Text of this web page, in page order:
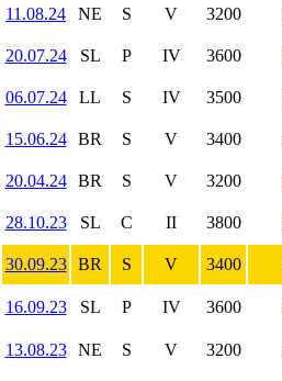
11.08.24 NE S V 3200
20.07.24 SL P IV 3600
06.07.24 LL S IV 3500
15.06.24 BR S V 3400
20.04.24 BR S V 3200
28.10.23 SL C II 3800
30.09.23 BR S V 3400
16.09.23 SL P IV 3600
13.08.23 NE S V 3200